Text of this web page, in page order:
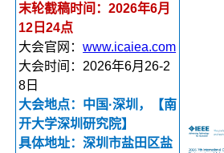
末轮截稿时间：2026年6月
12日24点
大会官网：www.icaiea.com
大会时间：2026年6月26-2
8日
大会地点：中国·深圳，【南
开大学深圳研究院】
具体地址：深圳市盐田区盐